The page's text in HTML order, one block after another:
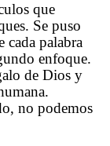
que
Se puso
cada palabra
enfoque.
de Dios y
no podemos